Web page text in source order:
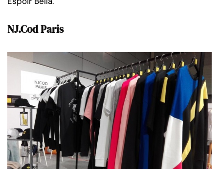
NJ.Cod Paris